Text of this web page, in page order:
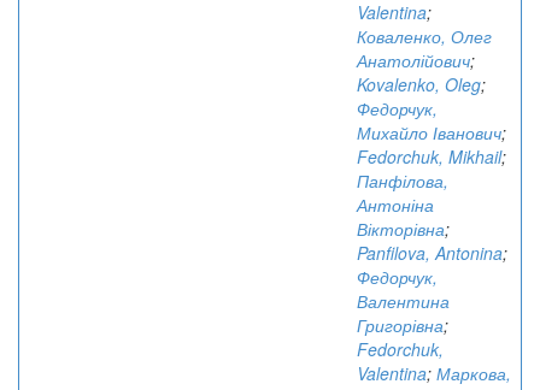
Valentina;
Коваленко, Олег
Анатолійович;
Kovalenko, Oleg;
Федорчук,
Михайло Іванович;
Fedorchuk, Mikhail;
Панфілова,
Антоніна
Вікторівна;
Panfilova, Antonina;
Федорчук,
Валентина
Григорівна;
Fedorchuk,
Valentina; Маркова,